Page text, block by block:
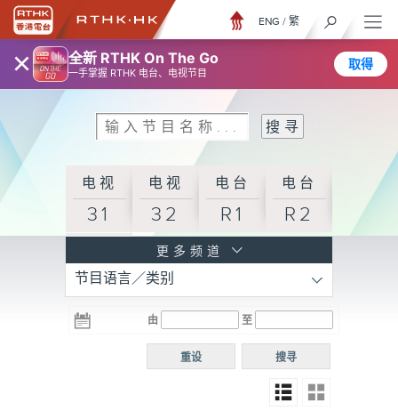
× 全新 RTHK On The Go
一手掌握 RTHK 电台、电视节目
取得
ENG / 繁
电视
31
电视
32
电台
R1
电台
R2
R3
电台 电台
R5
电台
普通
更多频道
节目语言／类别
由 至
搜寻
重设